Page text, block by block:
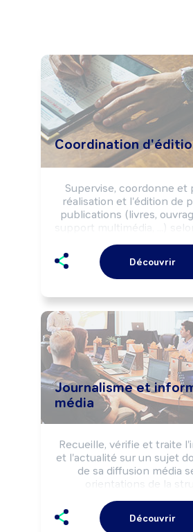
Coordination
Supervise, coordonne et
réalisation et l'édition de
publications (livres,
support multimédia, ...)
Peut coordonner les
mettre en oeuvre les
distribution et de
coordonner une
Découvrir
Journalisme et
média
Recueille, vérifie et traite
et l'actualité sur un sujet
de sa diffusion média
orientations de la
et la réglementation de
Peut définir la politique
Découvrir